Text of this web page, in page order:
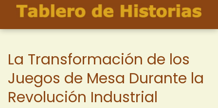
La Transformación de los
Juegos de Mesa Durante la
Revolución Industrial